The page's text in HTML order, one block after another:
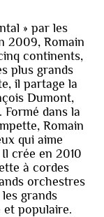
» par les
2009, Romain
continents,
plus grands
il partage la
Dumont,
dans la
Romain
qui aime
crée en 2010
à cordes
orchestres
grands
et populaire.